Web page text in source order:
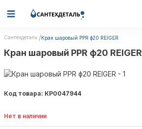
Сантехдеталь Кран шаровый PPR ф20 REIGER
Кран шаровый PPR ф20 REIGER
Код товара: КР0047944
Нет в наличии